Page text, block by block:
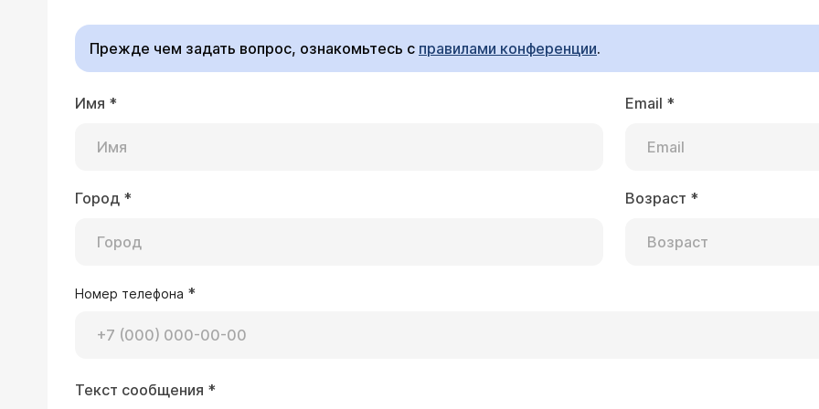
Добрый день! У меня мембранозный гломерулонефрит. Ремиссия была 2 года. Сейчас
Принимаю рамиприл и аторвастатин. Подскажите, пожалуйста, нужно ли повторно
Здравствуйте, Катерина! Вероятнее всего, у Вас речь идет об активности
проводимой до настоящего времени терапии. Рекомендации по лечению и
02.10.2016 Михаил, 23 года, Самара
Прежде чем задать вопрос, ознакомьтесь с правилами конференции.
Имя * Email *
Город * Возраст *
Номер телефона *
Текст сообщения *